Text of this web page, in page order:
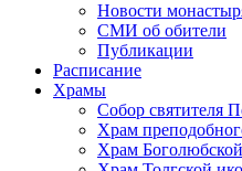
Новости
СМИ об обители
Публикации
Расписание
Храмы
Собор святителя
Храм
Храм